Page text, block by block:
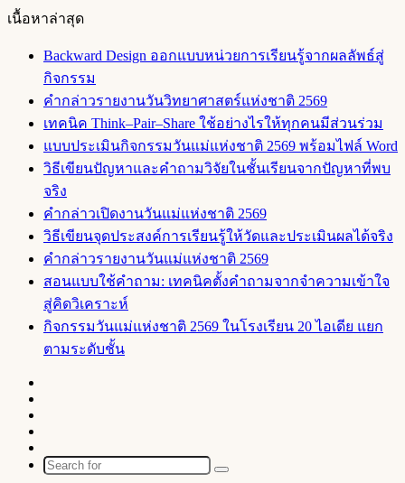
เนื้อหาล่าสุด
Backward Design ออกแบบหน่วยการเรียนรู้จากผลลัพธ์สู่
กิจกรรม
คำกล่าวรายงานวันวิทยาศาสตร์แห่งชาติ 2569
เทคนิค Think–Pair–Share ใช้อย่างไรให้ทุกคนมีส่วนร่วม
แบบประเมินกิจกรรมวันแม่แห่งชาติ 2569 พร้อมไฟล์ Word
วิธีเขียนปัญหาและคำถามวิจัยในชั้นเรียนจากปัญหาที่พบ
จริง
คำกล่าวเปิดงานวันแม่แห่งชาติ 2569
วิธีเขียนจุดประสงค์การเรียนรู้ให้วัดและประเมินผลได้จริง
คำกล่าวรายงานวันแม่แห่งชาติ 2569
สอนแบบใช้คำถาม: เทคนิคตั้งคำถามจากจำความเข้าใจ
สู่คิดวิเคราะห์
กิจกรรมวันแม่แห่งชาติ 2569 ในโรงเรียน 20 ไอเดีย แยก
ตามระดับชั้น
Article
Search